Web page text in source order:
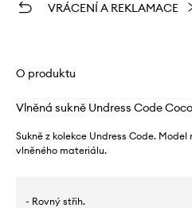
VRÁCENÍ A REKLAMACE
O produktu
Vlněná sukně Undress Code
Sukně z kolekce Undress Code.
vlněného materiálu.
- Rovný střih.